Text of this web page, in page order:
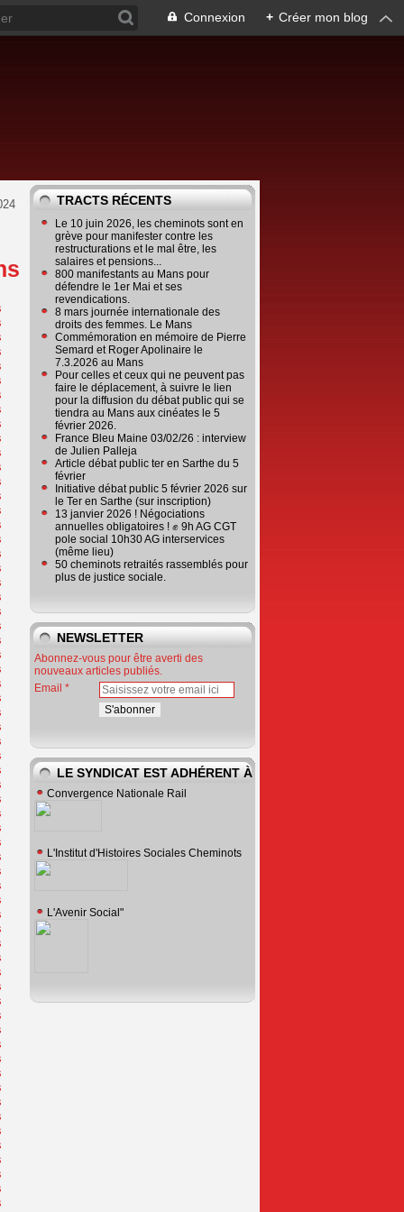
Connexion + Créer mon blog
TRACTS RÉCENTS
Le 10 juin 2026, les cheminots sont en
grève pour manifester contre les
restructurations et le mal être, les
salaires et pensions...
800 manifestants au Mans pour
défendre le 1er Mai et ses
revendications.
8 mars journée internationale des
droits des femmes. Le Mans
Commémoration en mémoire de Pierre
Semard et Roger Apolinaire le
7.3.2026 au Mans
Pour celles et ceux qui ne peuvent pas
faire le déplacement, à suivre le lien
pour la diffusion du débat public qui se
tiendra au Mans aux cinéates le 5
février 2026.
France Bleu Maine 03/02/26 : interview
de Julien Palleja
Article débat public ter en Sarthe du 5
février
Initiative débat public 5 février 2026 sur
le Ter en Sarthe (sur inscription)
13 janvier 2026 ! Négociations
annuelles obligatoires ! ✊ 9h AG CGT
pole social 10h30 AG interservices
(même lieu)
50 cheminots retraités rassemblés pour
plus de justice sociale.
NEWSLETTER
Abonnez-vous pour être averti des
nouveaux articles publiés.
Email
LE SYNDICAT EST ADHÉRENT À
Convergence Nationale Rail
L'Institut d'Histoires Sociales Cheminots
L'Avenir Social"